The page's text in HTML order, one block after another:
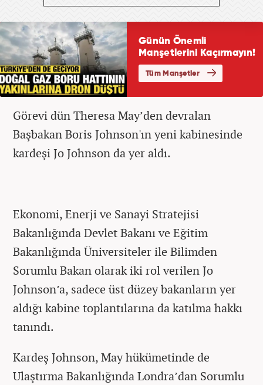
Görevi dün Theresa May’den devralan
Başbakan Boris Johnson'ın yeni kabinesinde
kardeşi Jo Johnson da yer aldı.
Ekonomi, Enerji ve Sanayi Stratejisi
Bakanlığında Devlet Bakanı ve Eğitim
Bakanlığında Üniversiteler ile Bilimden
Sorumlu Bakan olarak iki rol verilen Jo
Johnson’a, sadece üst düzey bakanların yer
aldığı kabine toplantılarına da katılma hakkı
tanındı.
Kardeş Johnson, May hükümetinde de
Ulaştırma Bakanlığında Londra’dan Sorumlu